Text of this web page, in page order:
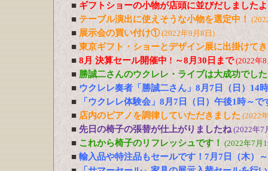
■ ギフトショーの小物が店頭に並びだしましたよ
■ テーブル演出に使えそうな小物を選定中！
■ 展示会の買い付け①(2022年9月8日)
■ 東京ギフト・ショーとデザイン展に出掛けて
■ 8月 決算セール開催中 ! ～8月30日まで(2022年
■ 勝誠二さんのウクレレ・ライブは大成功でし
■ ウクレレ奏者「勝誠二さん」8月7日（日）14
■
「ウクレレ体験会」8月7日（日）午後1時～で
■ 店内のピアノを調律していただきました (2022
■ 先日の椅子の張替が仕上がりましたね(2022年7
■ これから椅子のリフレッシュです！ (2022年7月
■ 輸入品や特注品もセールです！7月7日（木）